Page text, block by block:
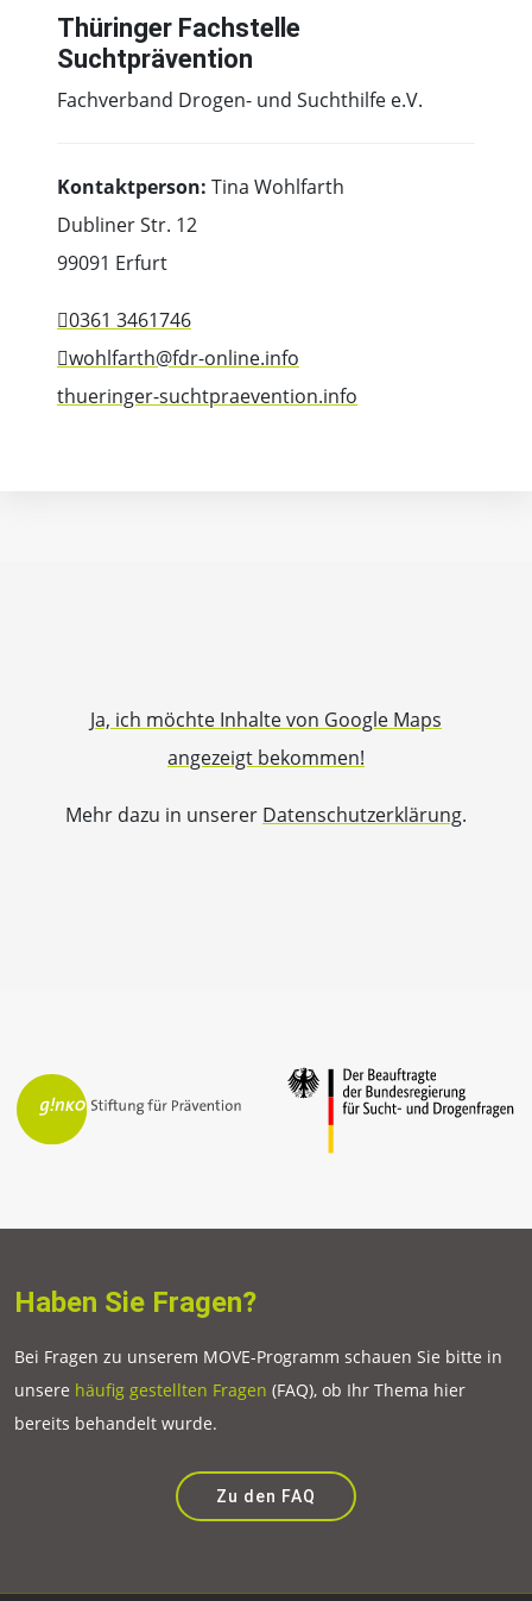
Thüringer Fachstelle
Suchtprävention
Fachverband Drogen- und Suchthilfe e.V.
Kontaktperson: Tina Wohlfarth
Dubliner Str. 12
99091 Erfurt
0361 3461746
wohlfarth@fdr-online.info
thueringer-suchtpraevention.info
Ja, ich möchte Inhalte von Google Maps
angezeigt bekommen!
Mehr dazu in unserer Datenschutzerklärung.
Haben Sie Fragen?
Bei Fragen zu unserem MOVE-Programm schauen Sie bitte in
unsere häufig gestellten Fragen (FAQ), ob Ihr Thema hier
bereits behandelt wurde.
Zu den FAQ